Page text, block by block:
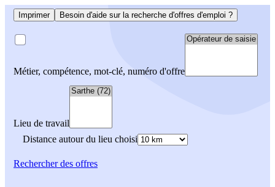
Imprimer Besoin d'aide sur la recherche d'offres d'emploi ?
Métier, compétence, mot-clé, numéro d'offre
Lieu de travail
Distance autour du lieu choisi
Rechercherdes offres